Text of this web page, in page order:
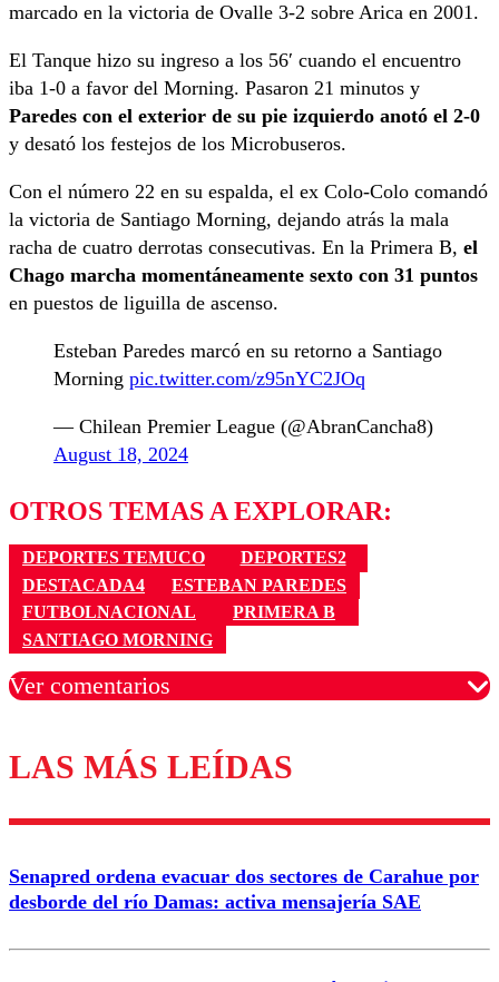
marcado en la victoria de Ovalle 3-2 sobre Arica en 2001.
El Tanque hizo su ingreso a los 56′ cuando el encuentro
iba 1-0 a favor del Morning. Pasaron 21 minutos y
Paredes con el exterior de su pie izquierdo anotó el 2-0
y desató los festejos de los Microbuseros.
Con el número 22 en su espalda, el ex Colo-Colo comandó
la victoria de Santiago Morning, dejando atrás la mala
racha de cuatro derrotas consecutivas. En la Primera B, el
Chago marcha momentáneamente sexto con 31 puntos
en puestos de liguilla de ascenso.
Esteban Paredes marcó en su retorno a Santiago
Morning pic.twitter.com/z95nYC2JOq
— Chilean Premier League (@AbranCancha8)
August 18, 2024
OTROS TEMAS A EXPLORAR:
DEPORTES TEMUCO
DEPORTES2
DESTACADA4
ESTEBAN PAREDES
FUTBOLNACIONAL
PRIMERA B
SANTIAGO MORNING
Ver comentarios
Los comentarios son moderados para garantizar un
diálogo respetuoso.
Correo
LAS MÁS LEÍDAS
Senapred ordena evacuar dos sectores de Carahue por
desborde del río Damas: activa mensajería SAE